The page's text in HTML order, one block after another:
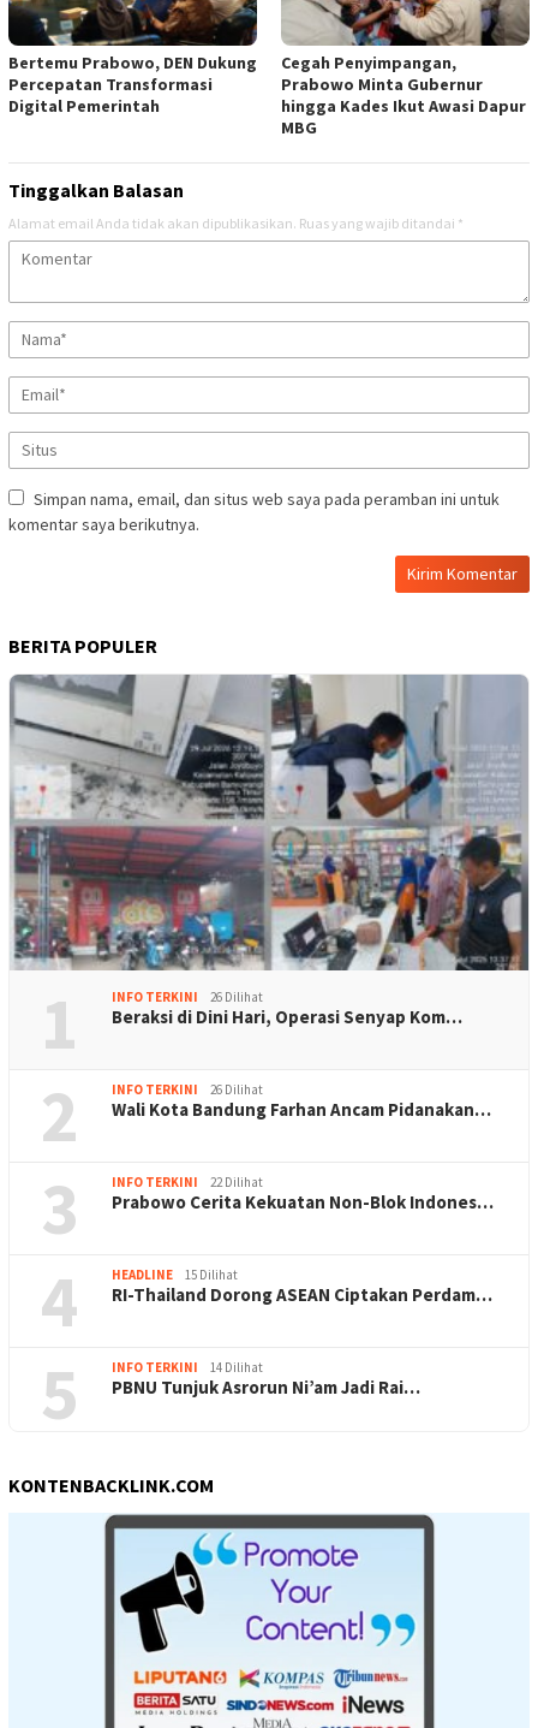
Bertemu Prabowo, DEN Dukung
Percepatan Transformasi
Digital Pemerintah
Cegah Penyimpangan,
Prabowo Minta Gubernur
hingga Kades Ikut Awasi Dapur
MBG
Tinggalkan Balasan
Alamat email Anda tidak akan dipublikasikan. Ruas yang wajib ditandai *
Simpan nama, email, dan situs web saya pada peramban ini untuk
komentar saya berikutnya.
BERITA POPULER
1 INFO TERKINI 26 Dilihat
Beraksi di Dini Hari, Operasi Senyap Kom…
2 INFO TERKINI 26 Dilihat
Wali Kota Bandung Farhan Ancam Pidanakan…
3 INFO TERKINI 22 Dilihat
Prabowo Cerita Kekuatan Non-Blok Indones…
4 HEADLINE 15 Dilihat
RI-Thailand Dorong ASEAN Ciptakan Perdam…
5 INFO TERKINI 14 Dilihat
PBNU Tunjuk Asrorun Ni’am Jadi Rai…
KONTENBACKLINK.COM